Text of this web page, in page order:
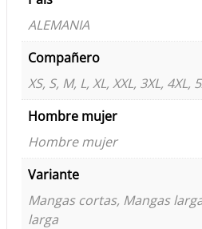
ALEMANIA
Compañero
XS, S, M, L, XL, XXL, 3XL, 4XL,
Hombre mujer
Hombre mujer
Variante
Mangas cortas, Mangas
larga